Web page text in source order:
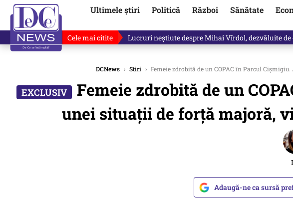
Ultimele știri Politică Război Sănătate
Cele mai citite Ilie Bolojan, gafă în direct despre „omul harnic“ /
DCNews › Stiri › Femeie zdrobită de un COPAC în Parcul
Femeie zdrobită de un
unei situaţii de forţă majoră,
Adaugă-ne ca sursă